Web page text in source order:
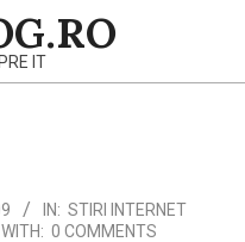
IT
IN: STIRI INTERNET
WITH: 0 COMMENTS